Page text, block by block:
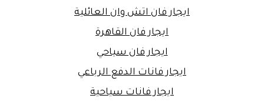
ايجار فان اتش وان العائلية
ايجار فان القاهرة
ايجار فان سياحي
ايجار فانات الدفع الرباعي
ايجار فانات سياحية